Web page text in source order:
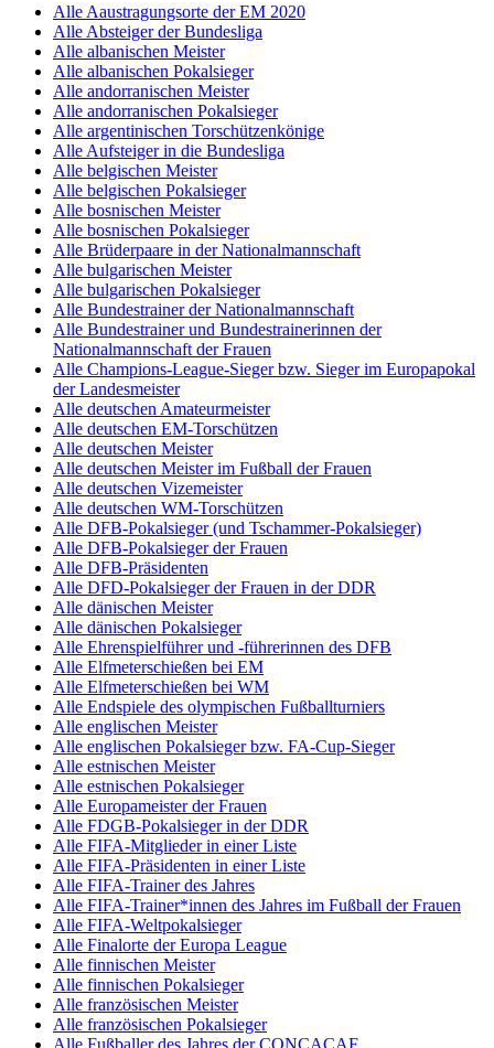
Alle Aaustragungsorte der EM 2020
Alle Absteiger der Bundesliga
Alle albanischen Meister
Alle albanischen Pokalsieger
Alle andorranischen Meister
Alle andorranischen Pokalsieger
Alle argentinischen Torschützenkönige
Alle Aufsteiger in die Bundesliga
Alle belgischen Meister
Alle belgischen Pokalsieger
Alle bosnischen Meister
Alle bosnischen Pokalsieger
Alle Brüderpaare in der Nationalmannschaft
Alle bulgarischen Meister
Alle bulgarischen Pokalsieger
Alle Bundestrainer der Nationalmannschaft
Alle Bundestrainer und Bundestrainerinnen der
Nationalmannschaft der Frauen
Alle Champions-League-Sieger bzw. Sieger im Europapokal
der Landesmeister
Alle deutschen Amateurmeister
Alle deutschen EM-Torschützen
Alle deutschen Meister
Alle deutschen Meister im Fußball der Frauen
Alle deutschen Vizemeister
Alle deutschen WM-Torschützen
Alle DFB-Pokalsieger (und Tschammer-Pokalsieger)
Alle DFB-Pokalsieger der Frauen
Alle DFB-Präsidenten
Alle DFD-Pokalsieger der Frauen in der DDR
Alle dänischen Meister
Alle dänischen Pokalsieger
Alle Ehrenspielführer und -führerinnen des DFB
Alle Elfmeterschießen bei EM
Alle Elfmeterschießen bei WM
Alle Endspiele des olympischen Fußballturniers
Alle englischen Meister
Alle englischen Pokalsieger bzw. FA-Cup-Sieger
Alle estnischen Meister
Alle estnischen Pokalsieger
Alle Europameister der Frauen
Alle FDGB-Pokalsieger in der DDR
Alle FIFA-Mitglieder in einer Liste
Alle FIFA-Präsidenten in einer Liste
Alle FIFA-Trainer des Jahres
Alle FIFA-Trainer*innen des Jahres im Fußball der Frauen
Alle FIFA-Weltpokalsieger
Alle Finalorte der Europa League
Alle finnischen Meister
Alle finnischen Pokalsieger
Alle französischen Meister
Alle französischen Pokalsieger
Alle Fußballer des Jahres der CONCACAF